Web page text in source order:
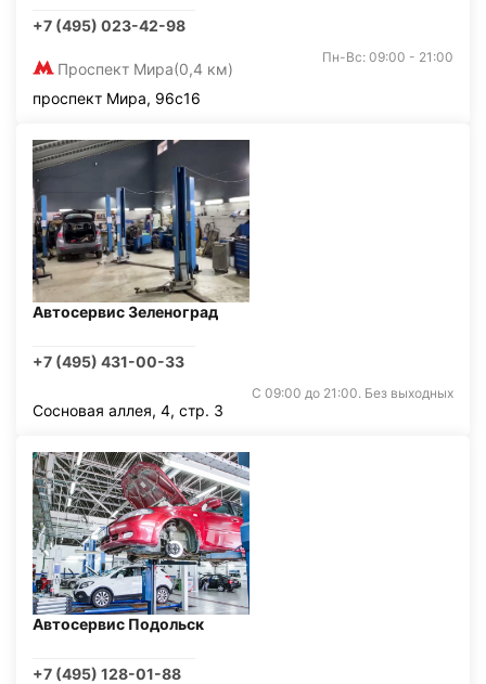
+7 (495) 023-42-98
Проспект Мира(0,4 км)
Пн-Вс: 09:00 - 21:00
проспект Мира, 96с16
Автосервис Зеленоград
+7 (495) 431-00-33
С 09:00 до 21:00. Без выходных
Сосновая аллея, 4, стр. 3
Автосервис Подольск
+7 (495) 128-01-88